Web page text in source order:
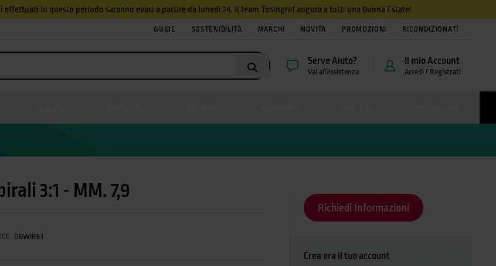
in questo periodo saranno evasi a partire da lunedì 24. Il team Tosingraf augura a tutti una Buona Estate!
GUIDE SOSTENIBILITÀ MARCHI NOVITÀ PROMOZIONI RICONDIZIONATI
Serve Aiuto?
Vai all’Assistenza
Il mio Account
Accedi / Registrati
3:1 - MM. 7,9
DBWIRE3
Richiedi Informazioni
Crea ora il tuo account